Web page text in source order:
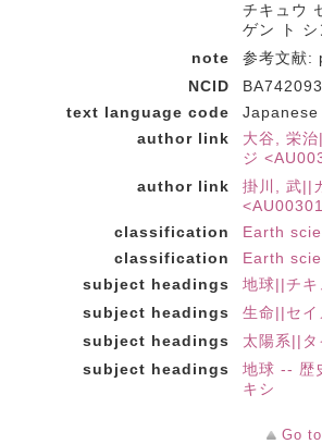
チキュウ
ゲン ト シ
note
参考文献:
NCID
text language code
Japanese
author link
大谷, 栄
ジ
author link
掛川, 武||
classification
Earth
classification
Earth
subject headings
地球||チキ
subject headings
生命||セイ
subject headings
太陽系||タ
subject headings
地球 -- 歴
キシ
Go